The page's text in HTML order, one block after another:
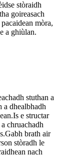
stòraidh
goireasach
mòra,
a ghiùlan.
stuthan a
a dhealbhadh
e structar
chruachadh
brath air
stòradh le
nach